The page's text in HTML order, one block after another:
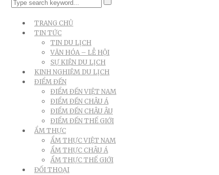
TRANG CHỦ
TIN TỨC
TIN DU LỊCH
VĂN HÓA – LỄ HỘI
SỰ KIỆN DU LỊCH
KINH NGHIỆM DU LỊCH
ĐIỂM ĐẾN
ĐIỂM ĐẾN VIỆT NAM
ĐIỂM ĐẾN CHÂU Á
ĐIỂM ĐẾN CHÂU ÂU
ĐIỂM ĐẾN THẾ GIỚI
ẨM THỰC
ẨM THỰC VIỆT NAM
ẨM THỰC CHÂU Á
ẨM THỰC THẾ GIỚI
ĐỐI THOẠI